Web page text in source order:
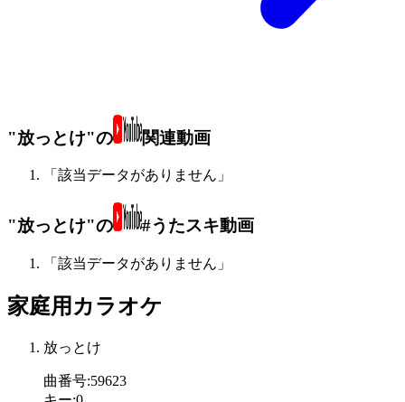
"放っとけ"の 関連動画
「該当データがありません」
"放っとけ"の #うたスキ動画
「該当データがありません」
家庭用カラオケ
放っとけ
曲番号:59623